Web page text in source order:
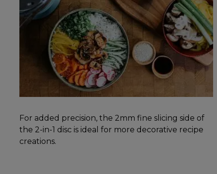
For added precision, the 2mm fine slicing side of
the 2-in-1 disc is ideal for more decorative recipe
creations.